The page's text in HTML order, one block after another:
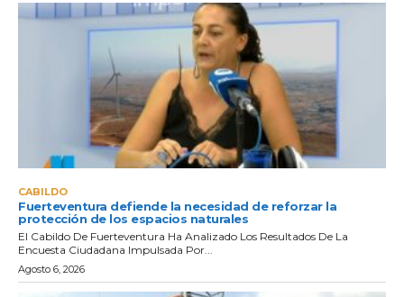
CABILDO
Fuerteventura defiende la necesidad de reforzar la
protección de los espacios naturales
El Cabildo De Fuerteventura Ha Analizado Los Resultados De La
Encuesta Ciudadana Impulsada Por...
Agosto 6, 2026